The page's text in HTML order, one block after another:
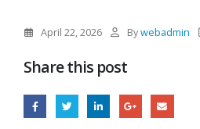
April 22, 2026 Bywebadmin
Share this post